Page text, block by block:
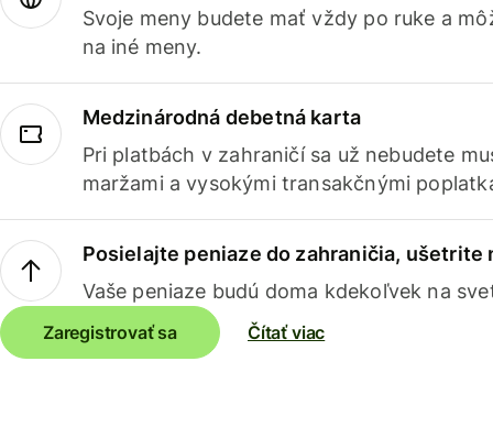
Svoje meny budete mať vždy po ruke a
na iné meny.
Medzinárodná debetná karta
Pri platbách v zahraničí sa už nebudete
maržami a vysokými transakčnými
Posielajte peniaze do zahraničia, ušetrite
Vaše peniaze budú doma kdekoľvek na
Zaregistrovať sa Čítať viac